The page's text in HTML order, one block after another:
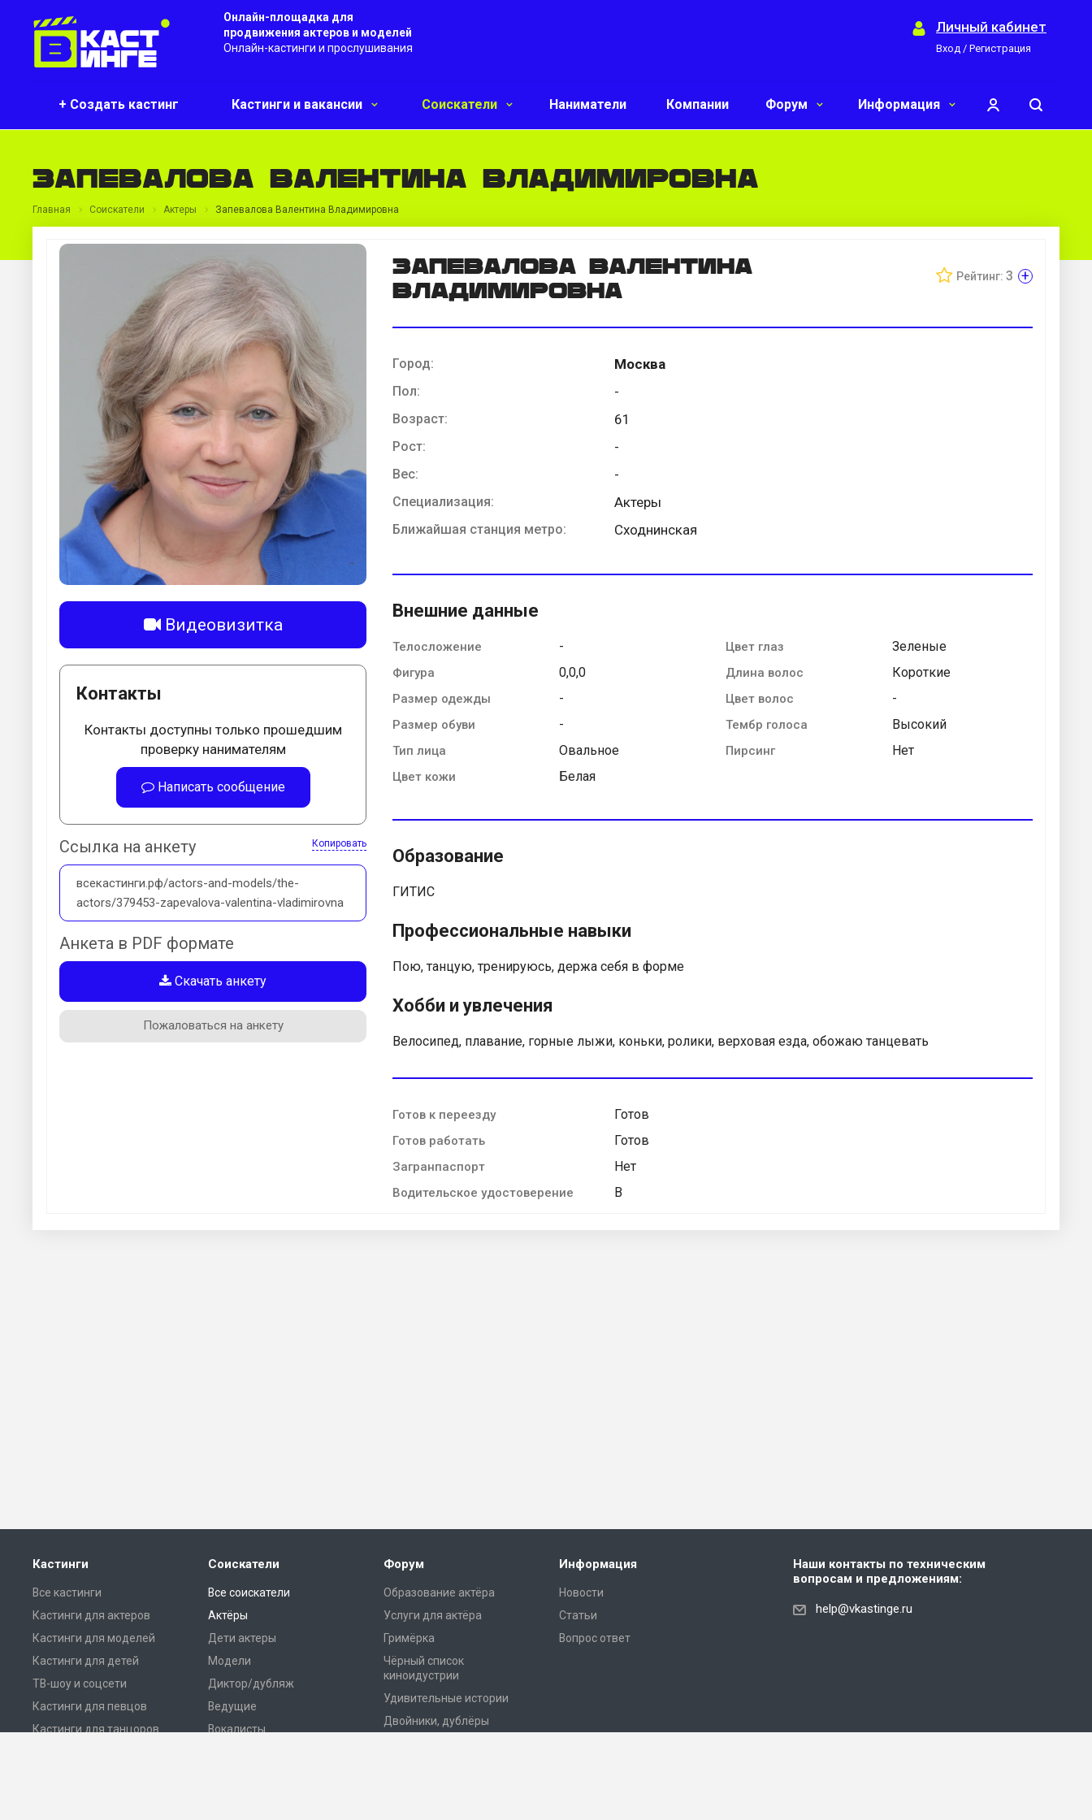
Онлайн-площадка для
продвижения актеров и моделей
Онлайн-кастинги и прослушивания
Личный кабинет
Вход / Регистрация
+ Создать кастинг Кастинги и вакансии Соискатели Наниматели Компании Форум Информация
Запевалова Валентина Владимировна
Главная Соискатели Актеры Запевалова Валентина Владимировна
Видеовизитка
Контакты
Контакты доступны только прошедшим
проверку нанимателям
Написать сообщение
Ссылка на анкету Копировать
всекастинги.рф/actors-and-models/the-
actors/379453-zapevalova-valentina-vladimirovna
Анкета в PDF формате
Скачать анкету
Пожаловаться на анкету
Запевалова Валентина
Владимировна
Рейтинг: 3 +
Город: Москва
Пол: -
Возраст: 61
Рост: -
Вес: -
Специализация: Актеры
Ближайшая станция метро: Сходнинская
Внешние данные
Телосложение -
Фигура 0,0,0
Размер одежды -
Размер обуви -
Тип лица Овальное
Цвет кожи Белая
Цвет глаз Зеленые
Длина волос Короткие
Цвет волос -
Тембр голоса Высокий
Пирсинг Нет
Образование
ГИТИС
Профессиональные навыки
Пою, танцую, тренируюсь, держа себя в форме
Хобби и увлечения
Велосипед, плавание, горные лыжи, коньки, ролики, верховая езда, обожаю танцевать
Готов к переезду Готов
Готов работать Готов
Загранпаспорт Нет
Водительское удостоверение B
Кастинги
Все кастинги
Кастинги для актеров
Кастинги для моделей
Кастинги для детей
ТВ-шоу и соцсети
Кастинги для певцов
Кастинги для танцоров
Соискатели
Все соискатели
Актёры
Дети актеры
Модели
Диктор/дубляж
Ведущие
Вокалисты
Форум
Образование актёра
Услуги для актёра
Гримёрка
Чёрный список
киноидустрии
Удивительные истории
Двойники, дублёры
Информация
Новости
Статьи
Вопрос ответ
Наши контакты по техническим
вопросам и предложениям:
help@vkastinge.ru